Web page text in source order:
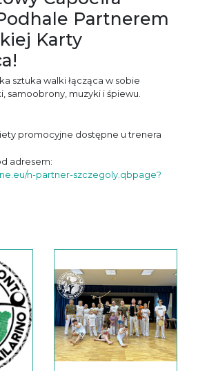
Partnerem
Karty
sztuka walki łącząca w sobie
samoobrony, muzyki i śpiewu.
promocyjne dostępne u trenera
adresem:
n-partner-szczegoly.qbpage?